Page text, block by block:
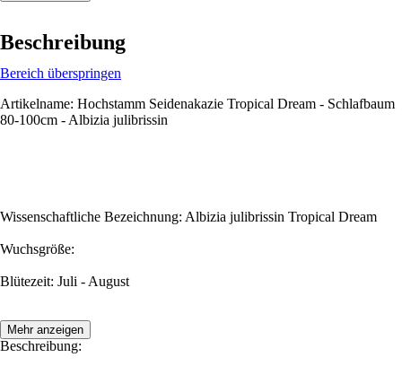
Beschreibung
Bereich überspringen
Artikelname: Hochstamm Seidenakazie Tropical Dream - Schlafbaum
80-100cm - Albizia julibrissin
Wissenschaftliche Bezeichnung: Albizia julibrissin Tropical Dream
Wuchsgröße:
Blütezeit: Juli - August
Beschreibung:
Mehr anzeigen